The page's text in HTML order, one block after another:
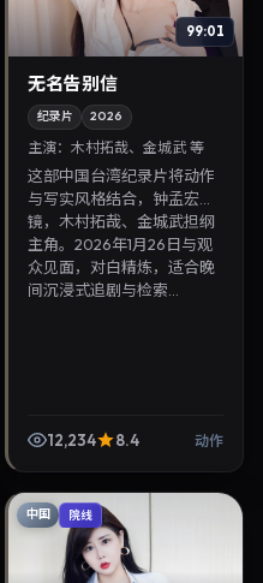
99:01
无名告别信
纪录片 2026
主演：木村拓哉、金城武 等
这部中国台湾纪录片将动作
与写实风格结合，钟孟宏掌
镜，木村拓哉、金城武担纲
主角。2026年1月26日与观
众见面，对白精炼，适合晚
间沉浸式追剧与检索...
12,234 8.4 动作
中国 院线